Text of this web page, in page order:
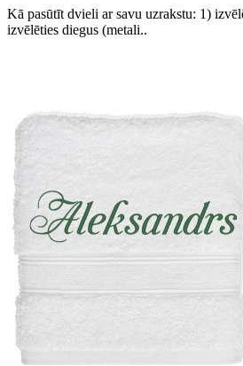
Kā pasūtīt dvieli ar savu uzrakstu: 1)
izvēlēties diegus (metali..